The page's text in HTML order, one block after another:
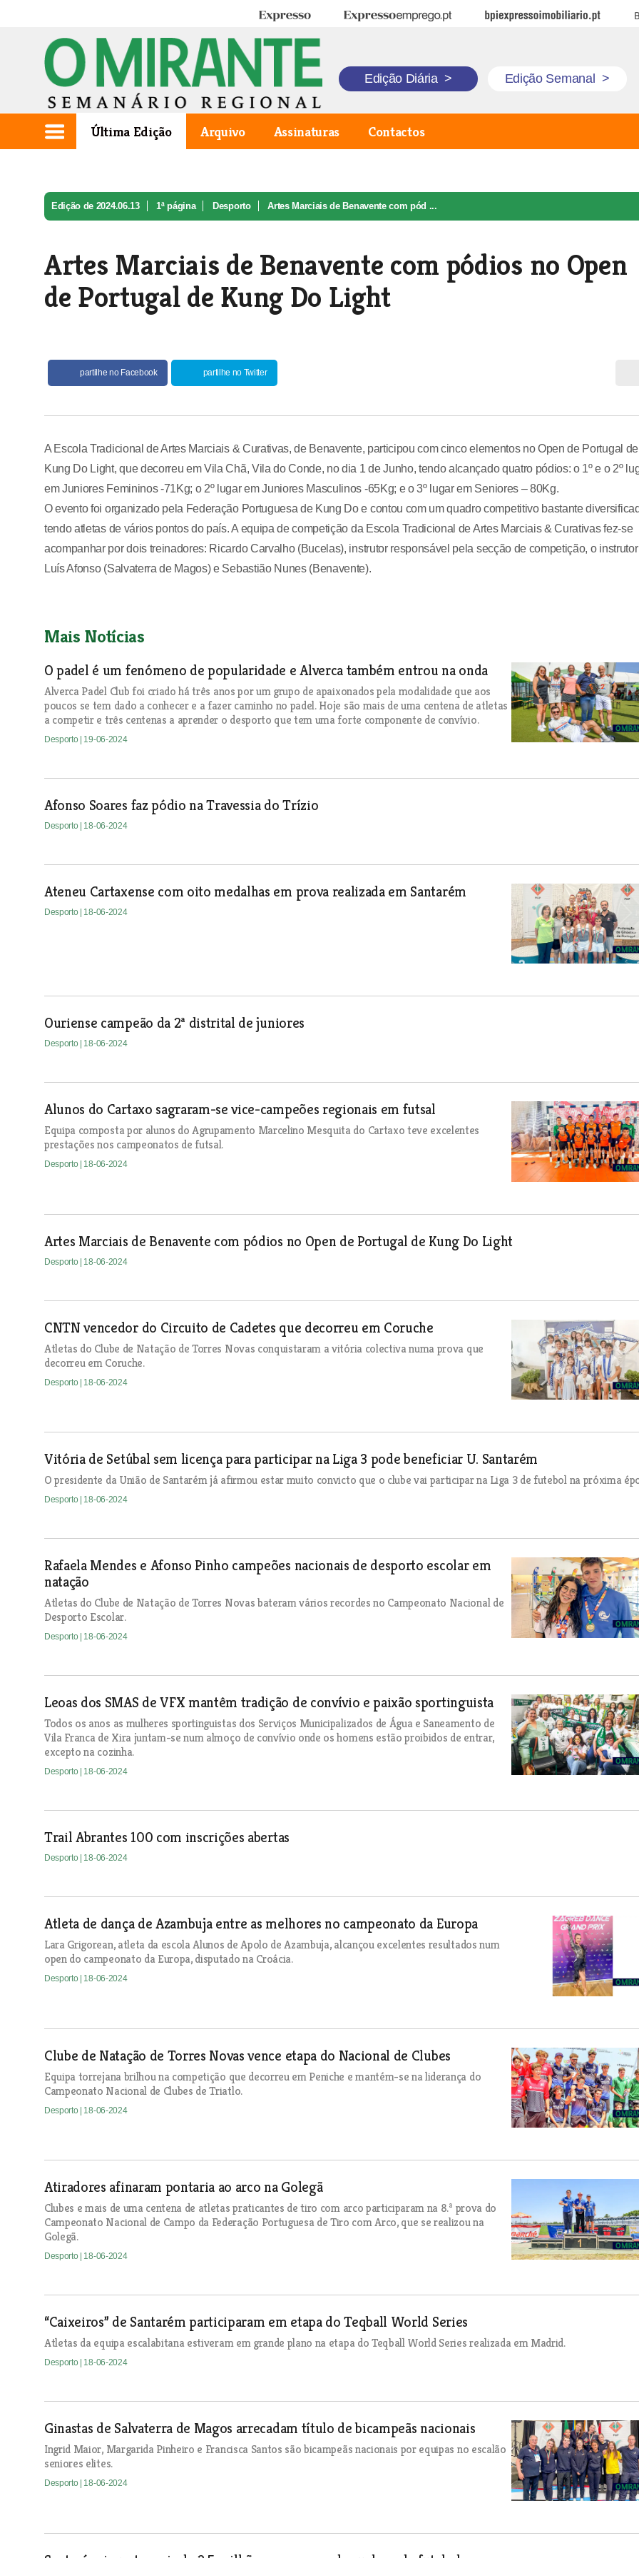
Expresso Expresso Emprego BPI Expresso Imobiliário
Edição Diária > Edição Semanal >
Última Edição Arquivo Assinaturas Contactos
Edição de 2024.06.13 1ª página Desporto Artes Marciais de Benavente com pód ...
Artes Marciais de Benavente com pódios no Open
de Portugal de Kung Do Light
partilhe no Facebook partilhe no Twitter
A Escola Tradicional de Artes Marciais & Curativas, de Benavente, participou com cinco elementos no Open de Portugal de
Kung Do Light, que decorreu em Vila Chã, Vila do Conde, no dia 1 de Junho, tendo alcançado quatro pódios: o 1º e o 2º
em Juniores Femininos -71Kg; o 2º lugar em Juniores Masculinos -65Kg; e o 3º lugar em Seniores – 80Kg.
O evento foi organizado pela Federação Portuguesa de Kung Do e contou com um quadro competitivo bastante
tendo atletas de vários pontos do país. A equipa de competição da Escola Tradicional de Artes Marciais & Curativas fez-se
acompanhar por dois treinadores: Ricardo Carvalho (Bucelas), instrutor responsável pela secção de competição, o instrutor
Luís Afonso (Salvaterra de Magos) e Sebastião Nunes (Benavente).
Mais Notícias
O padel é um fenómeno de popularidade e Alverca também entrou na onda
Alverca Padel Club foi criado há três anos por um grupo de apaixonados pela modalidade que aos
poucos se tem dado a conhecer e a fazer caminho no padel. Hoje são mais de uma centena de atletas
a competir e três centenas a aprender o desporto que tem uma forte componente de convívio.
Desporto | 19-06-2024
Afonso Soares faz pódio na Travessia do Trízio
Desporto | 18-06-2024
Ateneu Cartaxense com oito medalhas em prova realizada em Santarém
Desporto | 18-06-2024
Ouriense campeão da 2ª distrital de juniores
Desporto | 18-06-2024
Alunos do Cartaxo sagraram-se vice-campeões regionais em futsal
Equipa composta por alunos do Agrupamento Marcelino Mesquita do Cartaxo teve excelentes
prestações nos campeonatos de futsal.
Desporto | 18-06-2024
Artes Marciais de Benavente com pódios no Open de Portugal de Kung Do Light
Desporto | 18-06-2024
CNTN vencedor do Circuito de Cadetes que decorreu em Coruche
Atletas do Clube de Natação de Torres Novas conquistaram a vitória colectiva numa prova que
decorreu em Coruche.
Desporto | 18-06-2024
Vitória de Setúbal sem licença para participar na Liga 3 pode beneficiar U. Santarém
O presidente da União de Santarém já afirmou estar muito convicto que o clube vai participar na Liga 3 de futebol na próxima
Desporto | 18-06-2024
Rafaela Mendes e Afonso Pinho campeões nacionais de desporto escolar em
natação
Atletas do Clube de Natação de Torres Novas bateram vários recordes no Campeonato Nacional de
Desporto Escolar.
Desporto | 18-06-2024
Leoas dos SMAS de VFX mantêm tradição de convívio e paixão sportinguista
Todos os anos as mulheres sportinguistas dos Serviços Municipalizados de Água e Saneamento de
Vila Franca de Xira juntam-se num almoço de convívio onde os homens estão proibidos de entrar,
excepto na cozinha.
Desporto | 18-06-2024
Trail Abrantes 100 com inscrições abertas
Desporto | 18-06-2024
Atleta de dança de Azambuja entre as melhores no campeonato da Europa
Lara Grigorean, atleta da escola Alunos de Apolo de Azambuja, alcançou excelentes resultados num
open do campeonato da Europa, disputado na Croácia.
Desporto | 18-06-2024
Clube de Natação de Torres Novas vence etapa do Nacional de Clubes
Equipa torrejana brilhou na competição que decorreu em Peniche e mantém-se na liderança do
Campeonato Nacional de Clubes de Triatlo.
Desporto | 18-06-2024
Atiradores afinaram pontaria ao arco na Golegã
Clubes e mais de uma centena de atletas praticantes de tiro com arco participaram na 8.ª prova do
Campeonato Nacional de Campo da Federação Portuguesa de Tiro com Arco, que se realizou na
Golegã.
Desporto | 18-06-2024
“Caixeiros” de Santarém participaram em etapa do Teqball World Series
Atletas da equipa escalabitana estiveram em grande plano na etapa do Teqball World Series realizada em Madrid.
Desporto | 18-06-2024
Ginastas de Salvaterra de Magos arrecadam título de bicampeãs nacionais
Ingrid Maior, Margarida Pinheiro e Francisca Santos são bicampeãs nacionais por equipas no escalão
seniores elites.
Desporto | 18-06-2024